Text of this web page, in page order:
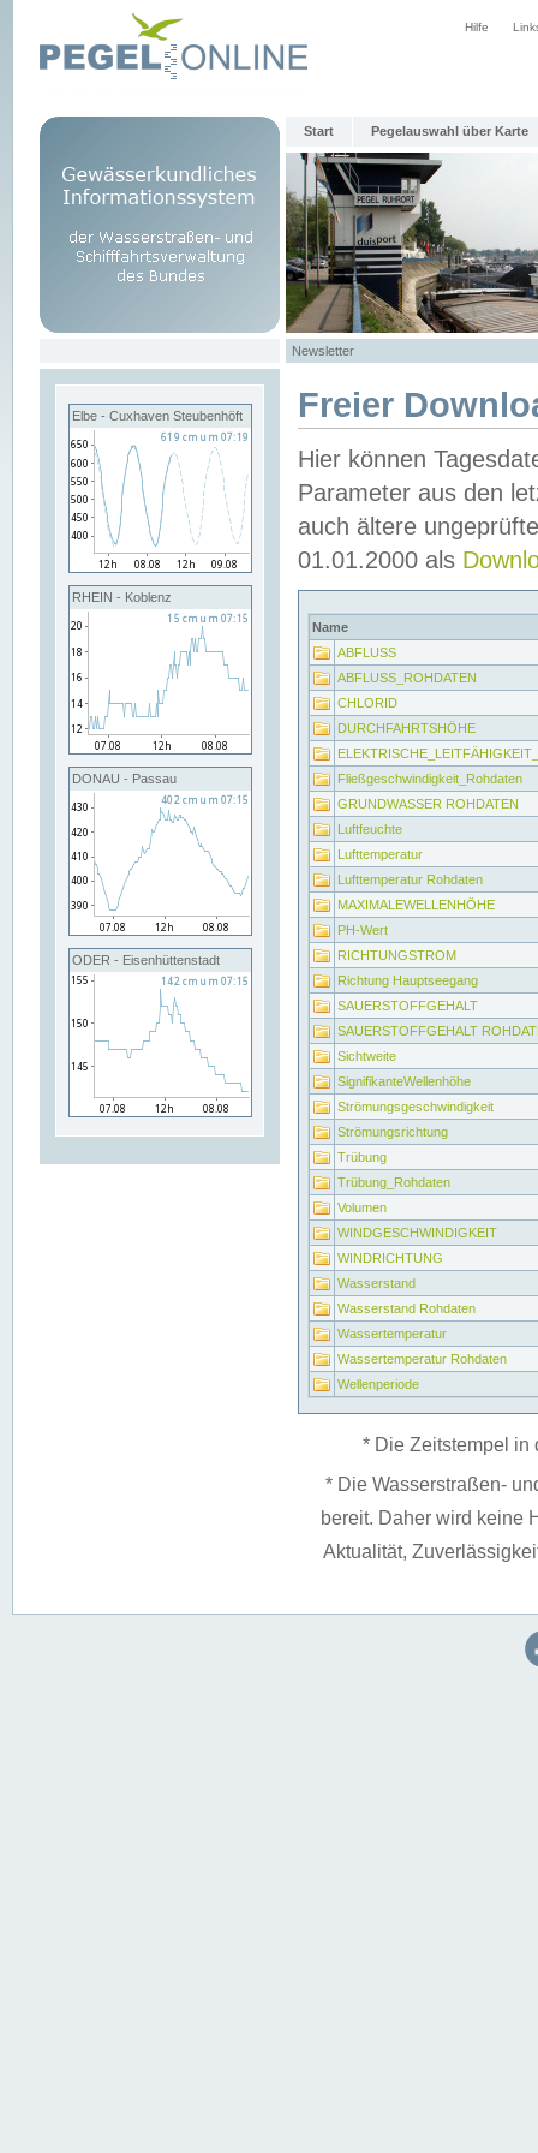
Hilfe
Start Pegelauswahl über Karte
Newsletter
Elbe - Cuxhaven Steubenhöft
RHEIN - Koblenz
DONAU - Passau
ODER - Eisenhüttenstadt
Freier
Hier können
Parameter aus den
auch ältere
01.01.2000 als
Name
ABFLUSS
ABFLUSS_ROHDATEN
CHLORID
DURCHFAHRTSHÖHE
Fließgeschwindigkeit_Rohdaten
GRUNDWASSER ROHDATEN
Luftfeuchte
Lufttemperatur
Lufttemperatur Rohdaten
MAXIMALEWELLENHÖHE
PH-Wert
RICHTUNGSTROM
Richtung Hauptseegang
SAUERSTOFFGEHALT
SAUERSTOFFGEHALT
Sichtweite
SignifikanteWellenhöhe
Strömungsgeschwindigkeit
Strömungsrichtung
Trübung
Trübung_Rohdaten
Volumen
WINDGESCHWINDIGKEIT
WINDRICHTUNG
Wasserstand
Wasserstand Rohdaten
Wassertemperatur
Wassertemperatur Rohdaten
Wellenperiode
* Die Zeitstempel in
* Die Wasserstraßen-
bereit. Daher wird keine
Aktualität,